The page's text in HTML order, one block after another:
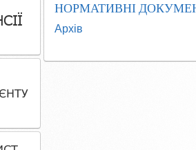
НОРМАТИВНІ
Архів